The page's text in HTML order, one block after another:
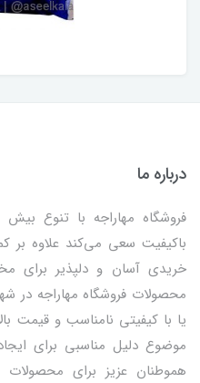
درباره ما
باکیفیت سعی می‌کند علاوه بر
خریدی آسان و دلپذیر برای
محصولات فروشگاه مهاراجه در
یا با کیفیتی نامناسب و قیمت
موضوع دلیل مناسبی برای
هموطنان عزیز برای محصولات